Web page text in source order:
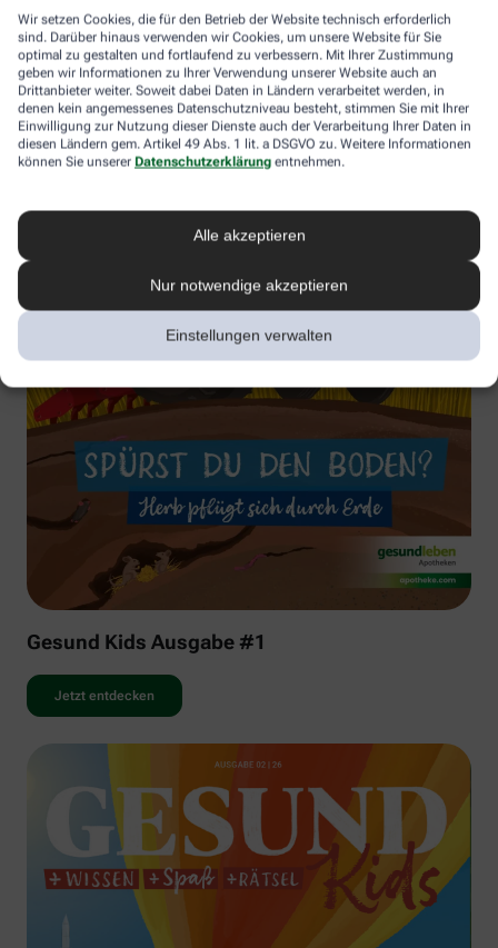
Wir setzen Cookies, die für den Betrieb der Website technisch erforderlich
sind. Darüber hinaus verwenden wir Cookies, um unsere Website für Sie
optimal zu gestalten und fortlaufend zu verbessern. Mit Ihrer Zustimmung
geben wir Informationen zu Ihrer Verwendung unserer Website auch an
Drittanbieter weiter. Soweit dabei Daten in Ländern verarbeitet werden, in
denen kein angemessenes Datenschutzniveau besteht, stimmen Sie mit Ihrer
Einwilligung zur Nutzung dieser Dienste auch der Verarbeitung Ihrer Daten in
diesen Ländern gem. Artikel 49 Abs. 1 lit. a DSGVO zu. Weitere Informationen
können Sie unserer Datenschutzerklärung entnehmen.
Alle akzeptieren
Nur notwendige akzeptieren
Einstellungen verwalten
Gesund Kids Ausgabe #1
Jetzt entdecken